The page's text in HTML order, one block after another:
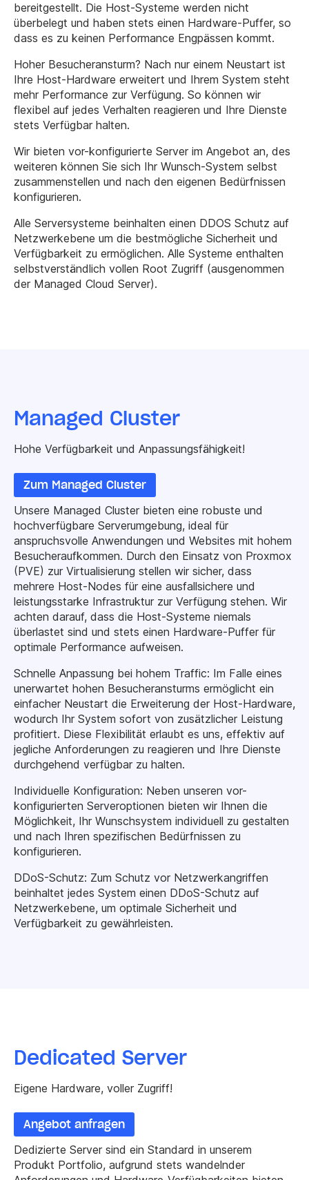
bereitgestellt. Die Host-Systeme werden nicht
überbelegt und haben stets einen Hardware-Puffer, so
dass es zu keinen Performance Engpässen kommt.
Hoher Besucheransturm? Nach nur einem Neustart ist
Ihre Host-Hardware erweitert und Ihrem System steht
mehr Performance zur Verfügung. So können wir
flexibel auf jedes Verhalten reagieren und Ihre Dienste
stets Verfügbar halten.
Wir bieten vor-konfigurierte Server im Angebot an, des
weiteren können Sie sich Ihr Wunsch-System selbst
zusammenstellen und nach den eigenen Bedürfnissen
konfigurieren.
Alle Serversysteme beinhalten einen DDOS Schutz auf
Netzwerkebene um die bestmögliche Sicherheit und
Verfügbarkeit zu ermöglichen. Alle Systeme enthalten
selbstverständlich vollen Root Zugriff (ausgenommen
der Managed Cloud Server).
Managed Cluster
Hohe Verfügbarkeit und Anpassungsfähigkeit!
Zum Managed Cluster
Unsere Managed Cluster bieten eine robuste und
hochverfügbare Serverumgebung, ideal für
anspruchsvolle Anwendungen und Websites mit hohem
Besucheraufkommen. Durch den Einsatz von Proxmox
(PVE) zur Virtualisierung stellen wir sicher, dass
mehrere Host-Nodes für eine ausfallsichere und
leistungsstarke Infrastruktur zur Verfügung stehen. Wir
achten darauf, dass die Host-Systeme niemals
überlastet sind und stets einen Hardware-Puffer für
optimale Performance aufweisen.
Schnelle Anpassung bei hohem Traffic: Im Falle eines
unerwartet hohen Besucheransturms ermöglicht ein
einfacher Neustart die Erweiterung der Host-Hardware,
wodurch Ihr System sofort von zusätzlicher Leistung
profitiert. Diese Flexibilität erlaubt es uns, effektiv auf
jegliche Anforderungen zu reagieren und Ihre Dienste
durchgehend verfügbar zu halten.
Individuelle Konfiguration: Neben unseren vor-
konfigurierten Serveroptionen bieten wir Ihnen die
Möglichkeit, Ihr Wunschsystem individuell zu gestalten
und nach Ihren spezifischen Bedürfnissen zu
konfigurieren.
DDoS-Schutz: Zum Schutz vor Netzwerkangriffen
beinhaltet jedes System einen DDoS-Schutz auf
Netzwerkebene, um optimale Sicherheit und
Verfügbarkeit zu gewährleisten.
Dedicated Server
Eigene Hardware, voller Zugriff!
Angebot anfragen
Dedizierte Server sind ein Standard in unserem
Produkt Portfolio, aufgrund stets wandelnder